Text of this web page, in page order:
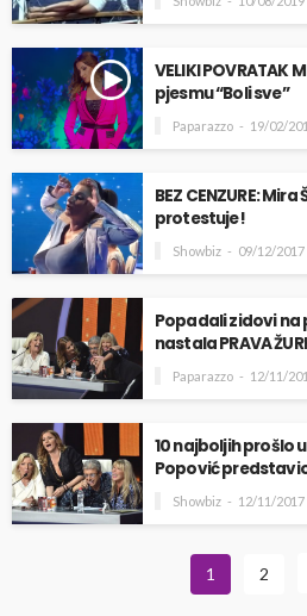
VELIKI POVRATAK
pjesmu “Boli sve”
Paparazzo 19/02/
BEZ CENZURE:
protestuje!
Showbiz 09/12/2017
Popadali zidovi na
nastala PRAVA
Paparazzo 12/11/
10 najboljih prošlo
Popović predstavio
Showbiz 12/11/2017
1 2